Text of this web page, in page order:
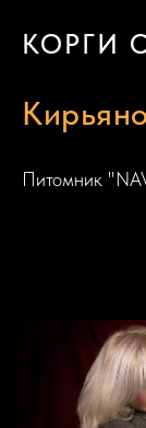
КОРГИ
Питомник